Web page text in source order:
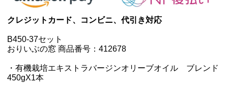
クレジットカード、コンビニ、代引き対応
B450-37セット
おりいぶの窓 商品番号：412678
・ 有機栽培エキストラバージンオリーブオイル ブレンド
450gX1本